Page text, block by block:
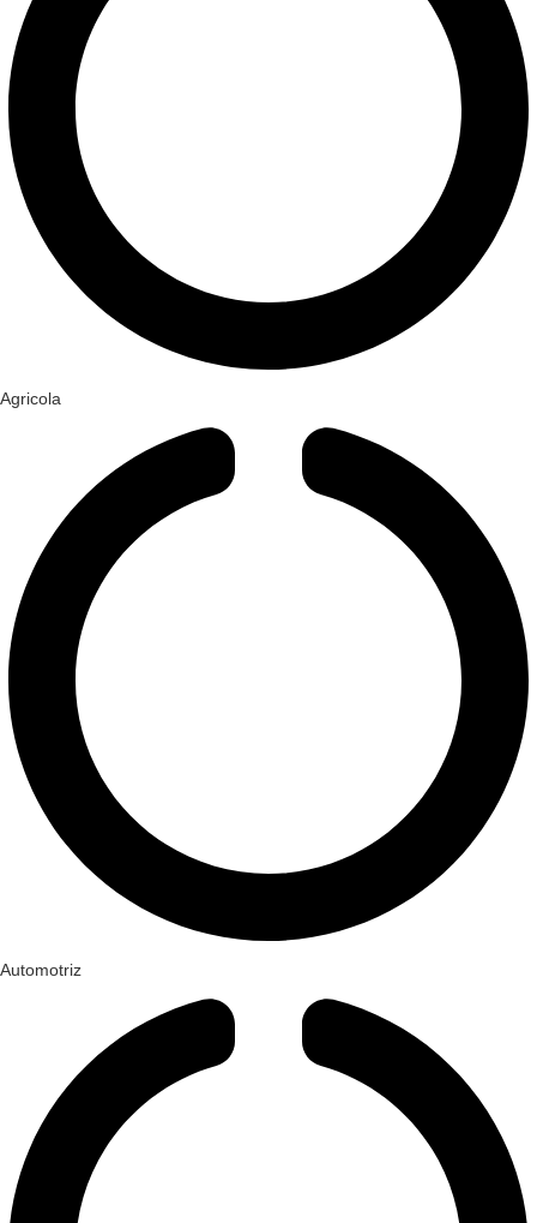
Agricola
Automotriz